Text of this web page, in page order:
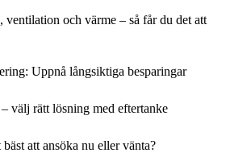
ventilation och värme – så får du det att
Uppnå långsiktiga besparingar
välj rätt lösning med eftertanke
att ansöka nu eller vänta?